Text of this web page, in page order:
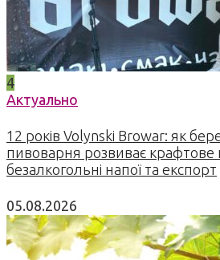
4
Актуально
12 років Volynski Browar: як
пивоварня розвиває крафтове
безалкогольні напої та експорт
05.08.2026